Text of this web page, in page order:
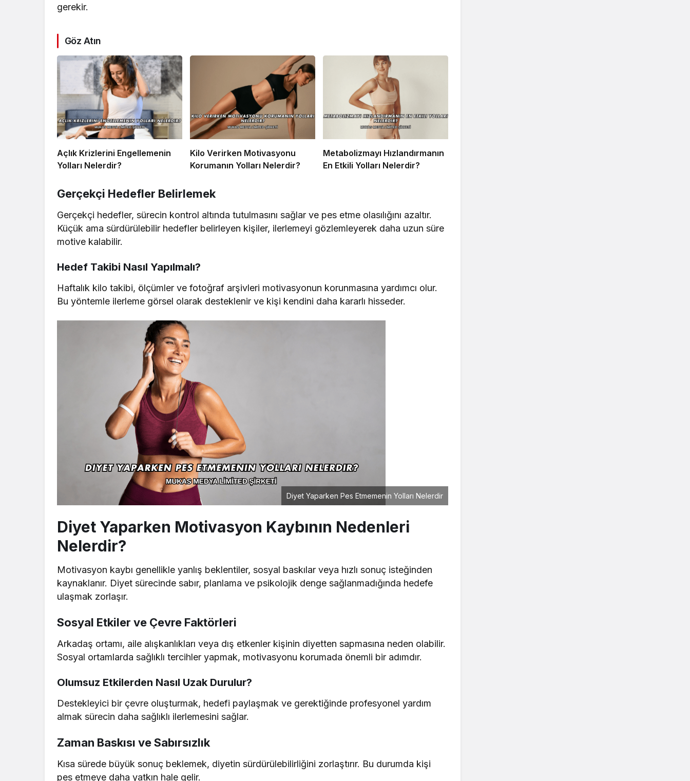
gerekir.
Göz Atın
Açlık Krizlerini Engellemenin
Yolları Nelerdir?
Kilo Verirken Motivasyonu
Korumanın Yolları Nelerdir?
Metabolizmayı Hızlandırmanın
En Etkili Yolları Nelerdir?
Gerçekçi Hedefler Belirlemek
Gerçekçi hedefler, sürecin kontrol altında tutulmasını sağlar ve pes etme olasılığını azaltır.
Küçük ama sürdürülebilir hedefler belirleyen kişiler, ilerlemeyi gözlemleyerek daha uzun süre
motive kalabilir.
Hedef Takibi Nasıl Yapılmalı?
Haftalık kilo takibi, ölçümler ve fotoğraf arşivleri motivasyonun korunmasına yardımcı olur.
Bu yöntemle ilerleme görsel olarak desteklenir ve kişi kendini daha kararlı hisseder.
Diyet Yaparken Pes Etmemenin Yolları Nelerdir
Diyet Yaparken Motivasyon Kaybının Nedenleri
Nelerdir?
Motivasyon kaybı genellikle yanlış beklentiler, sosyal baskılar veya hızlı sonuç isteğinden
kaynaklanır. Diyet sürecinde sabır, planlama ve psikolojik denge sağlanmadığında hedefe
ulaşmak zorlaşır.
Sosyal Etkiler ve Çevre Faktörleri
Arkadaş ortamı, aile alışkanlıkları veya dış etkenler kişinin diyetten sapmasına neden olabilir.
Sosyal ortamlarda sağlıklı tercihler yapmak, motivasyonu korumada önemli bir adımdır.
Olumsuz Etkilerden Nasıl Uzak Durulur?
Destekleyici bir çevre oluşturmak, hedefi paylaşmak ve gerektiğinde profesyonel yardım
almak sürecin daha sağlıklı ilerlemesini sağlar.
Zaman Baskısı ve Sabırsızlık
Kısa sürede büyük sonuç beklemek, diyetin sürdürülebilirliğini zorlaştırır. Bu durumda kişi
pes etmeye daha yatkın hale gelir.